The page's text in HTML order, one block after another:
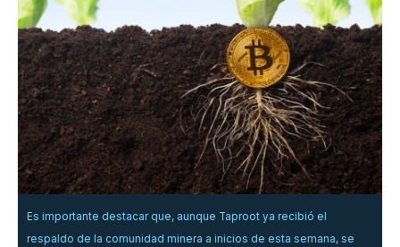
Es importante destacar que, aunque Taproot ya recibió el
respaldo de la comunidad minera a inicios de esta semana, se